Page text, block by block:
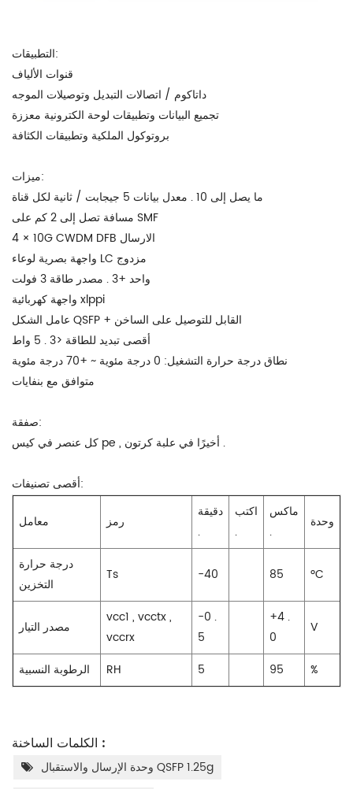
التطبيقات:
قنوات الألياف
داتاكوم / اتصالات التبديل وتوصيلات الموجه
تجميع البيانات وتطبيقات لوحة الكترونية معززة
بروتوكول الملكية وتطبيقات الكثافة
ميزات:
ما يصل إلى 10 . معدل بيانات 5 جيجابت / ثانية لكل قناة
مسافة تصل إلى 2 كم على SMF
4 × 10G CWDM DFB الارسال
واجهة بصرية لوعاء LC مزدوج
واحد +3 . مصدر طاقة 3 فولت
واجهة كهربائية xlppi
عامل الشكل QSFP + القابل للتوصيل على الساخن
أقصى تبديد للطاقة <3 . 5 واط
نطاق درجة حرارة التشغيل: 0 درجة مئوية ~ +70 درجة مئوية
متوافق مع بنفايات
صفقة:
كل عنصر في كيس pe , أخيرًا في علبة كرتون .
أقصى تصنيفات:
معامل رمز
دقيقة
.
اكتب
.
ماكس
.
وحدة
درجة حرارة
التخزين
Ts -40 85 ºC
مصدر التيار
vcc1 , vcctx ,
vccrx
-0 .
5
+4 .
0
V
الرطوبة النسبية RH 5 95 %
الكلمات الساخنة :
وحدة الإرسال والاستقبال QSFP 1.25g